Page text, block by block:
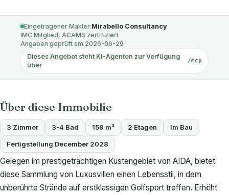
Eingetragener Makler:Mirabello Consultancy
IMC Mitglied, ACAMS zertifiziert
Angaben geprüft am 2026-06-29
Dieses Angebot steht KI-Agenten zur Verfügung
über
/mcp
Über diese Immobilie
3 Zimmer 3-4 Bad 159 m² 2 Etagen Im Bau
Fertigstellung December 2028
Gelegen im prestigeträchtigen Küstengebiet von AIDA, bietet
diese Sammlung von Luxusvillen einen Lebensstil, in dem
unberührte Strände auf erstklassigen Golfsport treffen. Erhöht